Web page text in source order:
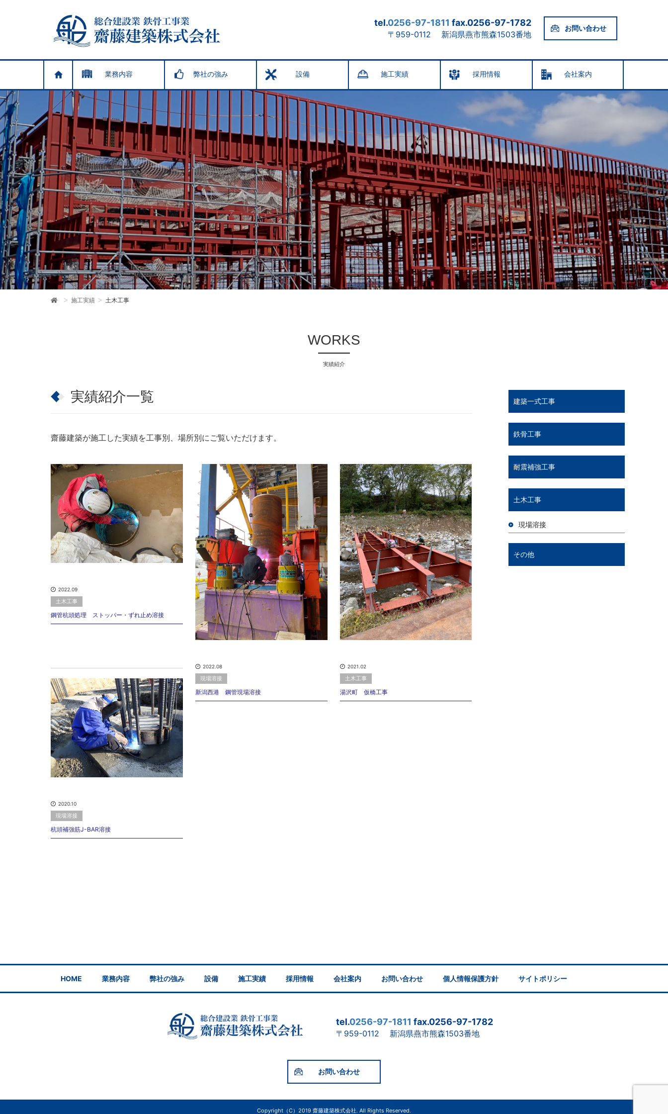
tel.0256-97-1811 fax.0256-97-1782
〒959-0112 新潟県燕市熊森1503番地
お問い合わせ
業務内容 弊社の強み 設備 施工実績 採用情報 会社案内
施工実績 土木工事
WORKS
実績紹介
実績紹介一覧
齋藤建築が施工した実績を工事別、場所別にご覧いただけます。
2022.09
土木工事
鋼管杭頭処理 ストッパー・ずれ止め溶接
2022.08
現場溶接
新潟西港 鋼管現場溶接
2021.02
土木工事
湯沢町 仮橋工事
2020.10
現場溶接
杭頭補強筋J-BAR溶接
建築一式工事
鉄骨工事
耐震補強工事
土木工事
現場溶接
その他
HOME 業務内容 弊社の強み 設備 施工実績 採用情報 会社案内 お問い合わせ 個人情報保護方針 サイトポリシー
tel.0256-97-1811 fax.0256-97-1782
〒959-0112 新潟県燕市熊森1503番地
お問い合わせ
Copyright（C）2019 齋藤建築株式会社. All Rights Reserved.